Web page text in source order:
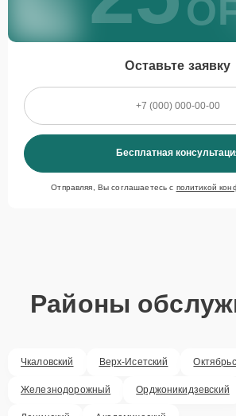
Оставьте заявку
Бесплатная
Отправляя, Вы соглашаетесь с политикой
Районы
Чкаловский Верх-Исетский
Железнодорожный Орджоникидзевский